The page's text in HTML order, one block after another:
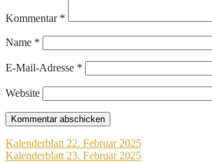
Kommentar *
Name *
E-Mail-Adresse *
Website
Beitragsnavigation
Kalenderblatt 22. Februar 2025
Kalenderblatt 23. Februar 2025